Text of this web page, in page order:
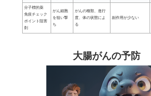
分子標的薬
免疫チェック
ポイント阻害
剤
がん細胞
を狙い撃
ち
がんの種類、進行
度、体の状態によ
る
副作用が少ない
大腸がんの予防